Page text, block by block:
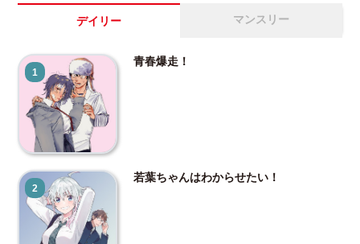
デイリー マンスリー
1
青春爆走！
2
若葉ちゃんはわからせたい！